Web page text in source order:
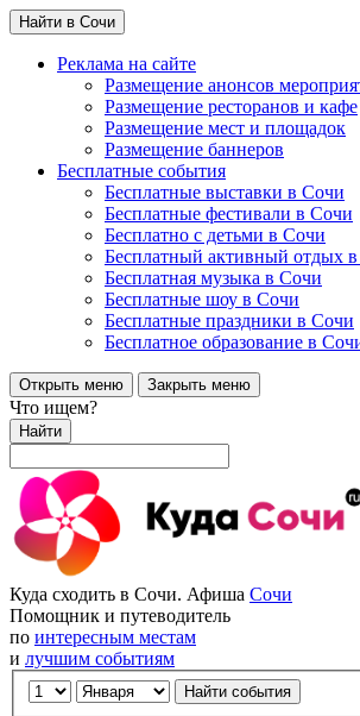
Найти в Сочи
Реклама на сайте
Размещение анонсов
Размещение ресторанов и кафе
Размещение мест и площадок
Размещение баннеров
Бесплатные события
Бесплатные выставки в Сочи
Бесплатные фестивали в Сочи
Бесплатно с детьми в Сочи
Бесплатный активный отдых
Бесплатная музыка в Сочи
Бесплатные шоу в Сочи
Бесплатные праздники в Сочи
Бесплатное образование в
Открыть меню Закрыть меню
Что ищем?
Найти
Куда сходить в Сочи. Афиша Сочи
Помощник и путеводитель
по интересным местам
и лучшим событиям